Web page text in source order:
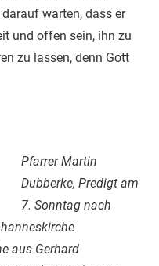
warten, dass er
und offen sein, ihn zu
zu lassen, denn Gott
Pfarrer Martin
Dubberke, Predigt am
7. Sonntag nach
aus Gerhard